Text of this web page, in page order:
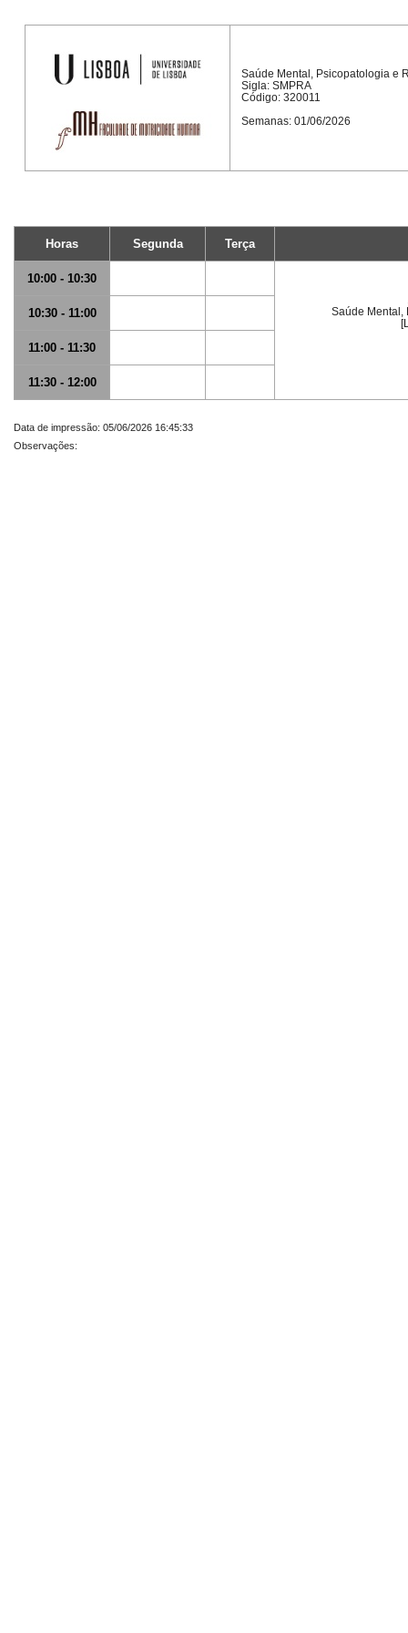
Saúde Mental, Psicopatologia e
Sigla: SMPRA
Código: 320011
Semanas: 01/06/2026
Horas Segunda Terça
10:00 - 10:30
Saúde Mental,
10:30 - 11:00
11:00 - 11:30
11:30 - 12:00
Data de impressão: 05/06/2026 16:45:33
Observações: